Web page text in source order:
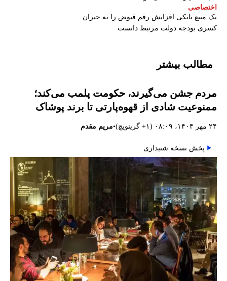
اختصاصی
یک منبع بانکی افزایش رقم قبوض را به جبران
کسری بودجه دولت مرتبط دانست
مطالب بیشتر
مردم جشن می‌گیرند، حکومت پلمب می‌کند؛
ممنوعیت شادی از قهوه‌پارتی تا برند پوشاک
۲۴ مهر ۱۴۰۴، ۰۸:۰۹ (‎+۱ گرینویچ) •مریم مقدم
پخش نسخه شنیداری